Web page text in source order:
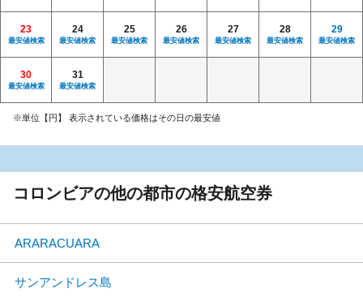
23
最安値検索
24
最安値検索
25
最安値検索
26
最安値検索
27
最安値検索
28
最安値検索
29
最安値検索
30
最安値検索
31
最安値検索
※単位【円】 表示されている価格はその日の最安値
コロンビアの他の都市の格安航空券
ARARACUARA
サンアンドレス島